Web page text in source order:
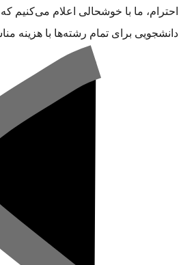
احترام، ما با خوشحالی اعلام می‌کنیم
دانشجویی برای تمام رشته‌ها با هزینه